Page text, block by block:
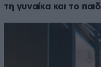
τη γυναίκα και το